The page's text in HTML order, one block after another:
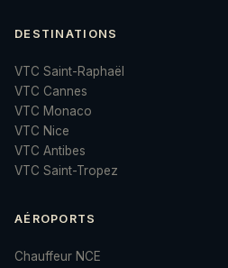
DESTINATIONS
VTC Saint-Raphaël
VTC Cannes
VTC Monaco
VTC Nice
VTC Antibes
VTC Saint-Tropez
AÉROPORTS
Chauffeur NCE